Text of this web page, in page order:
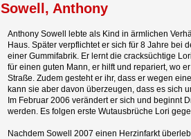
Sowell, Anthony
Anthony Sowell lebte als Kind in ärmlichen
Haus. Später verpflichtet er sich für 8 Jahre bei
einer Gummifabrik. Er lernt die cracksüchtige
für einen guten Mann, er hilft und repariert, wo
Straße. Zudem gesteht er ihr, dass er wegen
kann sie aber davon überzeugen, dass es sich
Im Februar 2006 verändert er sich und beginnt
werden. Es folgen erste Wutausbrüche Lori
Nachdem Sowell 2007 einen Herzinfarkt